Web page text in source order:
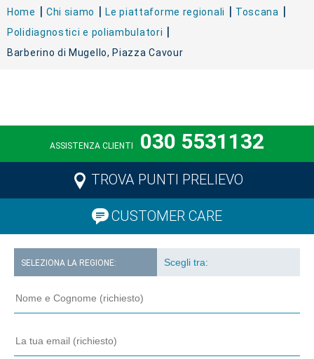
Home Chi siamo Le piattaforme regionali
Toscana
Polidiagnostici e poliambulatori
Barberino di Mugello, Piazza Cavour
ASSISTENZA CLIENTI 030 5531132
TROVA PUNTI PRELIEVO
CUSTOMER CARE
SELEZIONA LA REGIONE: